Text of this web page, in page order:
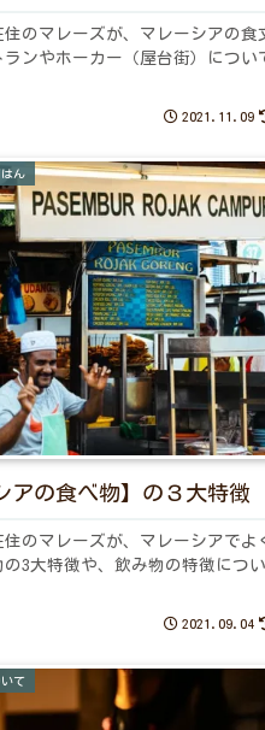
のマレーズが、マレーシアの食
ランやホーカー（屋台街）につい
2021.11.09
ん
アの食べ物】の３大特徴
住のマレーズが、マレーシアでよ
の3大特徴や、飲み物の特徴につ
2021.09.04
て